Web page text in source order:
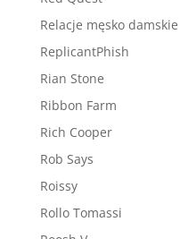
Relacje męsko damskie
ReplicantPhish
Rian Stone
Ribbon Farm
Rich Cooper
Rob Says
Roissy
Rollo Tomassi